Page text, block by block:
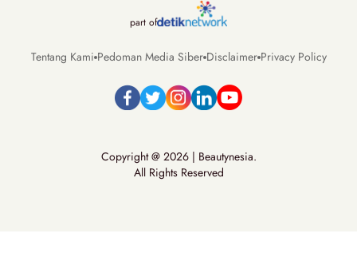
part of
Tentang Kami Pedoman Media Siber Disclaimer Privacy Policy
Copyright @ 2026 | Beautynesia.
All Rights Reserved